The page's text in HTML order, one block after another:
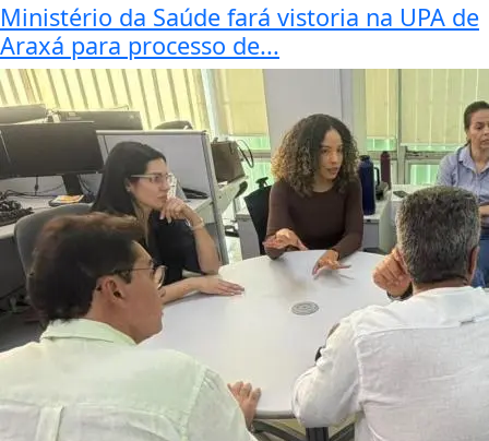
Ministério da Saúde fará vistoria na UPA de
Araxá para processo de...